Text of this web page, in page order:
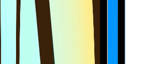
Nasıl Görünüyor?